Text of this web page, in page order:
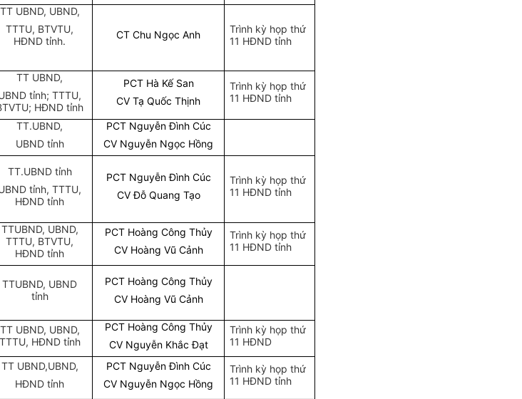
TT UBND, UBND,
TTTU, BTVTU,
HĐND tỉnh.
CT Chu Ngọc Anh
Trình kỳ họp thứ
11 HĐND tỉnh
TT UBND,
tỉnh; TTTU,
HĐND tỉnh
PCT Hà Kế San
CV Tạ Quốc Thịnh
Trình kỳ họp thứ
11 HĐND tỉnh
TT.UBND,
UBND tỉnh
PCT Nguyễn Đình Cúc
CV Nguyễn Ngọc Hồng
TT.UBND tỉnh
tỉnh, TTTU,
HĐND tỉnh
PCT Nguyễn Đình Cúc
CV Đỗ Quang Tạo
Trình kỳ họp thứ
11 HĐND tỉnh
TTUBND, UBND,
TTTU, BTVTU,
HĐND tỉnh
PCT Hoàng Công Thủy
CV Hoàng Vũ Cảnh
Trình kỳ họp thứ
11 HĐND tỉnh
TTUBND, UBND
tỉnh
PCT Hoàng Công Thủy
CV Hoàng Vũ Cảnh
TT UBND, UBND,
TTTU, HĐND tỉnh
PCT Hoàng Công Thủy
CV Nguyễn Khắc Đạt
Trình kỳ họp thứ
11 HĐND
TT UBND,UBND,
HĐND tỉnh
PCT Nguyễn Đình Cúc
CV Nguyễn Ngọc Hồng
Trình kỳ họp thứ
11 HĐND tỉnh